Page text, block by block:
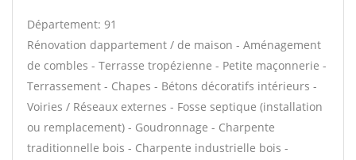
Département: 91
Rénovation dappartement / de maison - Aménagement
de combles - Terrasse tropézienne - Petite maçonnerie -
Terrassement - Chapes - Bétons décoratifs intérieurs -
Voiries / Réseaux externes - Fosse septique (installation
ou remplacement) - Goudronnage - Charpente
traditionnelle bois - Charpente industrielle bois -